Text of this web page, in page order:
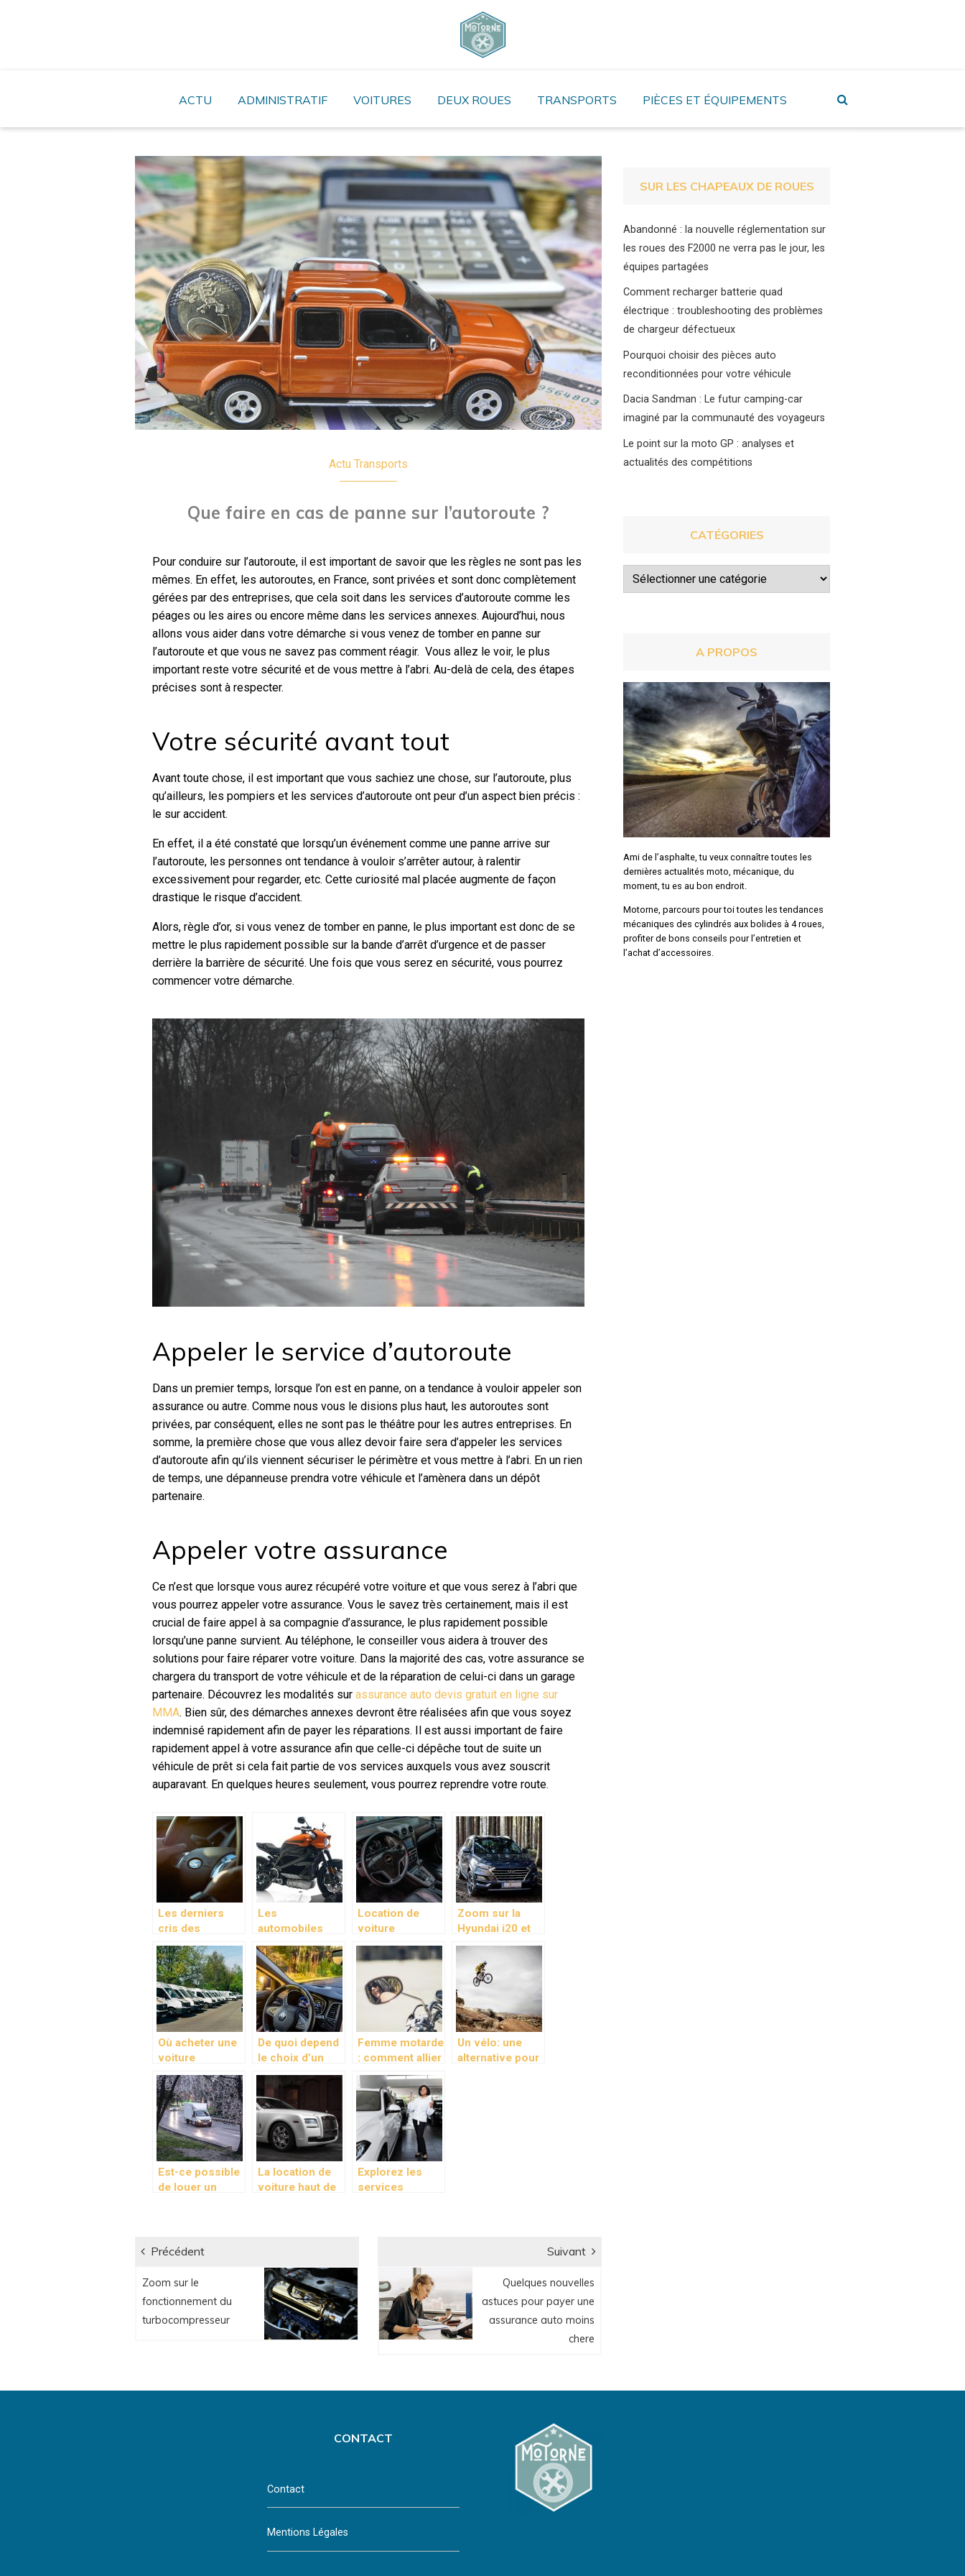
ACTU ADMINISTRATIF VOITURES DEUX ROUES TRANSPORTS PIÈCES ET ÉQUIPEMENTS
Actu Transports
Que faire en cas de panne sur l’autoroute ?
Pour conduire sur l’autoroute, il est important de savoir que les règles ne sont pas les
mêmes. En effet, les autoroutes, en France, sont privées et sont donc complètement
gérées par des entreprises, que cela soit dans les services d’autoroute comme les
péages ou les aires ou encore même dans les services annexes. Aujourd’hui, nous
allons vous aider dans votre démarche si vous venez de tomber en panne sur
l’autoroute et que vous ne savez pas comment réagir. Vous allez le voir, le plus
important reste votre sécurité et de vous mettre à l’abri. Au-delà de cela, des étapes
précises sont à respecter.
Votre sécurité avant tout
Avant toute chose, il est important que vous sachiez une chose, sur l’autoroute, plus
qu’ailleurs, les pompiers et les services d’autoroute ont peur d’un aspect bien précis :
le sur accident.
En effet, il a été constaté que lorsqu’un événement comme une panne arrive sur
l’autoroute, les personnes ont tendance à vouloir s’arrêter autour, à ralentir
excessivement pour regarder, etc. Cette curiosité mal placée augmente de façon
drastique le risque d’accident.
Alors, règle d’or, si vous venez de tomber en panne, le plus important est donc de se
mettre le plus rapidement possible sur la bande d’arrêt d’urgence et de passer
derrière la barrière de sécurité. Une fois que vous serez en sécurité, vous pourrez
commencer votre démarche.
Appeler le service d’autoroute
Dans un premier temps, lorsque l’on est en panne, on a tendance à vouloir appeler son
assurance ou autre. Comme nous vous le disions plus haut, les autoroutes sont
privées, par conséquent, elles ne sont pas le théâtre pour les autres entreprises. En
somme, la première chose que vous allez devoir faire sera d’appeler les services
d’autoroute afin qu’ils viennent sécuriser le périmètre et vous mettre à l’abri. En un rien
de temps, une dépanneuse prendra votre véhicule et l’amènera dans un dépôt
partenaire.
Appeler votre assurance
Ce n’est que lorsque vous aurez récupéré votre voiture et que vous serez à l’abri que
vous pourrez appeler votre assurance. Vous le savez très certainement, mais il est
crucial de faire appel à sa compagnie d’assurance, le plus rapidement possible
lorsqu’une panne survient. Au téléphone, le conseiller vous aidera à trouver des
solutions pour faire réparer votre voiture. Dans la majorité des cas, votre assurance se
chargera du transport de votre véhicule et de la réparation de celui-ci dans un garage
partenaire. Découvrez les modalités sur assurance auto devis gratuit en ligne sur
MMA. Bien sûr, des démarches annexes devront être réalisées afin que vous soyez
indemnisé rapidement afin de payer les réparations. Il est aussi important de faire
rapidement appel à votre assurance afin que celle-ci dépêche tout de suite un
véhicule de prêt si cela fait partie de vos services auxquels vous avez souscrit
auparavant. En quelques heures seulement, vous pourrez reprendre votre route.
Les derniers
cris des
concessionnaires
Les
automobiles
électriques : un
avenir radieux
pour notre
planète
Location de
voiture
d’entreprise :
zoom sur les
avantages !
Zoom sur la
Hyundai i20 et
ses
caracteristiques
Où acheter une
voiture
d’occasion ?
De quoi depend
le choix d’un
camping-car ?
Femme motarde
: comment allier
elegance et
securite ?
Un vélo: une
alternative pour
Est-ce possible
de louer un
La location de
voiture haut de
Explorez les
services
Navigation
de
l’article
Précédent
Zoom sur le
fonctionnement du
turbocompresseur
Suivant
Quelques nouvelles
astuces pour payer une
assurance auto moins
chere
SUR LES CHAPEAUX DE ROUES
Abandonné : la nouvelle réglementation sur
les roues des F2000 ne verra pas le jour, les
équipes partagées
Comment recharger batterie quad
électrique : troubleshooting des problèmes
de chargeur défectueux
Pourquoi choisir des pièces auto
reconditionnées pour votre véhicule
Dacia Sandman : Le futur camping-car
imaginé par la communauté des voyageurs
Le point sur la moto GP : analyses et
actualités des compétitions
CATÉGORIES
Catégories
A PROPOS
Ami de l’asphalte, tu veux connaître toutes les
dernières actualités moto, mécanique, du
moment, tu es au bon endroit.
Motorne, parcours pour toi toutes les tendances
mécaniques des cylindrés aux bolides à 4 roues,
profiter de bons conseils pour l’entretien et
l’achat d’accessoires.
CONTACT
Contact
Mentions Légales